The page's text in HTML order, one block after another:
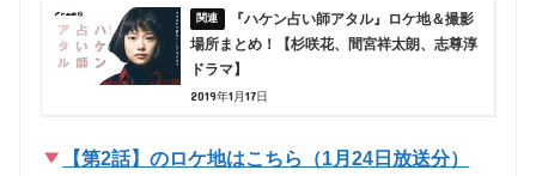
『ハケン占い師アタル』ロケ地＆撮影
場所まとめ！【杉咲花、間宮祥太朗、志尊淳
ドラマ】
2019年1月17日
【第2話】のロケ地はこちら（1月24日放送分）